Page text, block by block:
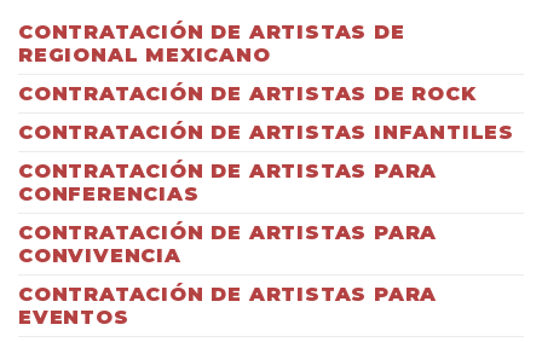
CONTRATACIÓN DE ARTISTAS DE
REGIONAL MEXICANO
CONTRATACIÓN DE ARTISTAS DE ROCK
CONTRATACIÓN DE ARTISTAS INFANTILES
CONTRATACIÓN DE ARTISTAS PARA
CONFERENCIAS
CONTRATACIÓN DE ARTISTAS PARA
CONVIVENCIA
CONTRATACIÓN DE ARTISTAS PARA
EVENTOS